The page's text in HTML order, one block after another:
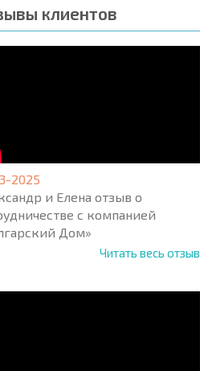
клиентов
2025
и Елена отзыв о
с компанией
Дом»
Читать весь отзыв